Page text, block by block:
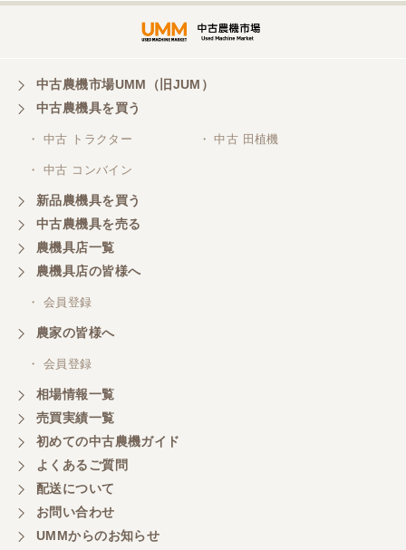
岐阜県／横倉林
岐阜県／横倉林
ありがとうございます
岐阜県／横倉林
ありがとうございます
岐阜県／横倉林
ありがとうございます
岐阜県／横倉林
ありがとうございます
中古農機市場UMM（旧JUM）
中古農機具を買う
・ 中古 トラクター ・ 中古 田植機
・ 中古 コンバイン
新品農機具を買う
中古農機具を売る
農機具店一覧
農機具店の皆様へ
・ 会員登録
農家の皆様へ
・ 会員登録
相場情報一覧
売買実績一覧
初めての中古農機ガイド
よくあるご質問
配送について
お問い合わせ
UMMからのお知らせ